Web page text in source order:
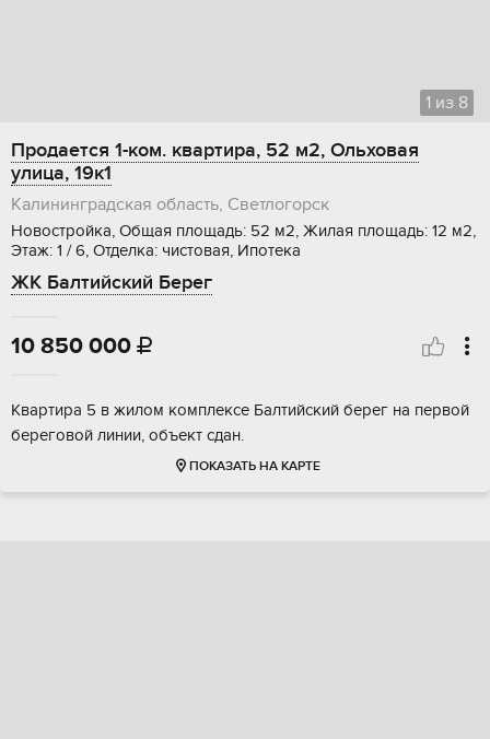
1 из 8
Продается 1-ком. квартира, 52 м2, Ольховая
улица, 19к1
Калининградская область, Светлогорск
Новостройка, Общая площадь: 52 м2, Жилая площадь: 12 м2,
Этаж: 1 / 6, Отделка: чистовая, Ипотека
ЖК Балтийский Берег
10 850 000 
Квартира 5 в жилом комплексе Балтийский берег на первой
береговой линии, объект сдан.
ПОКАЗАТЬ НА КАРТЕ